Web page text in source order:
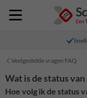
Veelgestelde vragen FAQ
Wat is de status
Hoe volg ik de status